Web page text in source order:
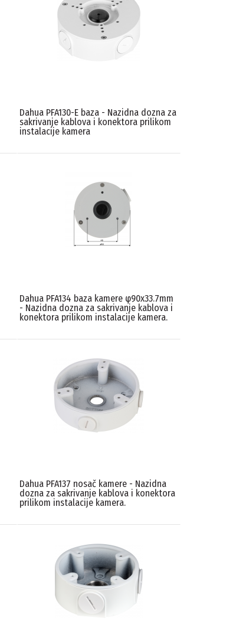
Dahua PFA130-E baza - Nazidna dozna za
sakrivanje kablova i konektora prilikom
instalacije kamera
Dahua PFA134 baza kamere φ90x33.7mm
- Nazidna dozna za sakrivanje kablova i
konektora prilikom instalacije kamera.
Dahua PFA137 nosač kamere - Nazidna
dozna za sakrivanje kablova i konektora
prilikom instalacije kamera.